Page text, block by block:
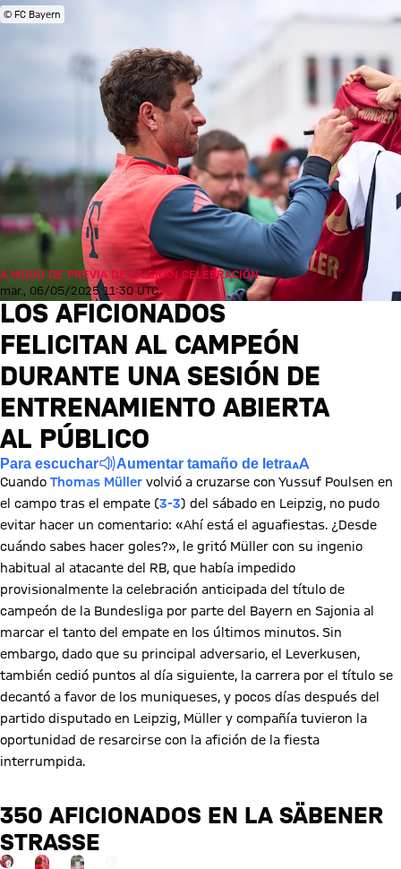
© FC Bayern
A MODO DE PREVIA DE LA GRAN CELEBRACIÓN
mar., 06/05/2025 11:30 UTC
LOS AFICIONADOS
FELICITAN AL CAMPEÓN
DURANTE UNA SESIÓN DE
ENTRENAMIENTO ABIERTA
AL PÚBLICO
Para escuchar Aumentar tamaño de letra
Cuando Thomas Müller volvió a cruzarse con Yussuf Poulsen en
el campo tras el empate (3-3) del sábado en Leipzig, no pudo
evitar hacer un comentario: «Ahí está el aguafiestas. ¿Desde
cuándo sabes hacer goles?», le gritó Müller con su ingenio
habitual al atacante del RB, que había impedido
provisionalmente la celebración anticipada del título de
campeón de la Bundesliga por parte del Bayern en Sajonia al
marcar el tanto del empate en los últimos minutos. Sin
embargo, dado que su principal adversario, el Leverkusen,
también cedió puntos al día siguiente, la carrera por el título se
decantó a favor de los muniqueses, y pocos días después del
partido disputado en Leipzig, Müller y compañía tuvieron la
oportunidad de resarcirse con la afición de la fiesta
interrumpida.
350 AFICIONADOS EN LA SÄBENER
STRASSE
Ir a la página de la galería: Ver galería